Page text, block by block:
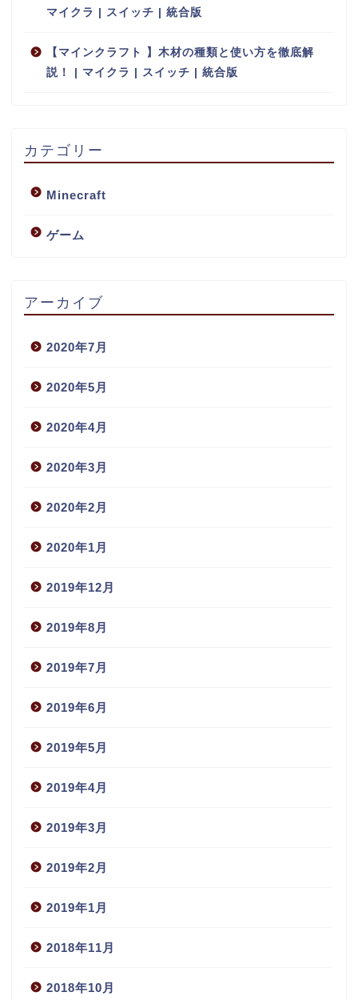
マイクラ | スイッチ | 統合版
【マインクラフト 】木材の種類と使い方を徹底解
説！ | マイクラ | スイッチ | 統合版
カテゴリー
Minecraft
ゲーム
アーカイブ
2020年7月
2020年5月
2020年4月
2020年3月
2020年2月
2020年1月
2019年12月
2019年8月
2019年7月
2019年6月
2019年5月
2019年4月
2019年3月
2019年2月
2019年1月
2018年11月
2018年10月